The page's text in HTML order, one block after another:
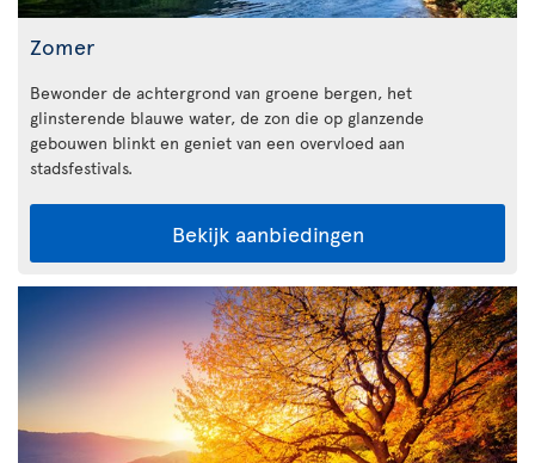
Zomer
Bewonder de achtergrond van groene bergen, het
glinsterende blauwe water, de zon die op glanzende
gebouwen blinkt en geniet van een overvloed aan
stadsfestivals.
Bekijk aanbiedingen